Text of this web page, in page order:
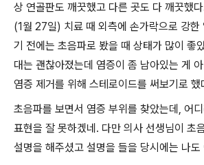
상 연골판도 깨끗했고 다른 곳도 다 깨끗했
(1월 27일) 치료 때 외측에 손가락으로 강한
기 전에는 초음파로 봤을 때 상태가 많이 좋
대는 괜찮아졌는데 염증이 좀 남아있는 게
염증 제거를 위해 스테로이드를 써보기로 했
초음파를 보면서 염증 부위를 찾았는데, 어
표현을 잘 못하겠네. 다만 의사 선생님이 초
설명을 해주셨고 설명을 들을 당시에는 나도